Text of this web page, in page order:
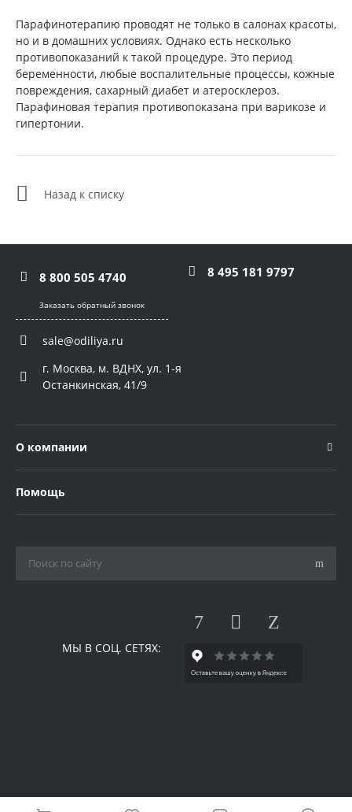
Парафинотерапию проводят не только в салонах красоты,
но и в домашних условиях. Однако есть несколько
противопоказаний к такой процедуре. Это период
беременности, любые воспалительные процессы, кожные
повреждения, сахарный диабет и атеросклероз.
Парафиновая терапия противопоказана при варикозе и
гипертонии.
Назад к списку
8 800 505 4740 8 495 181 9797
Заказать обратный звонок
sale@odiliya.ru
г. Москва, м. ВДНХ, ул. 1-я
Останкинская, 41/9
О компании
Помощь
МЫ В СОЦ. СЕТЯХ:
© 2026 Одилия, Все права защищены